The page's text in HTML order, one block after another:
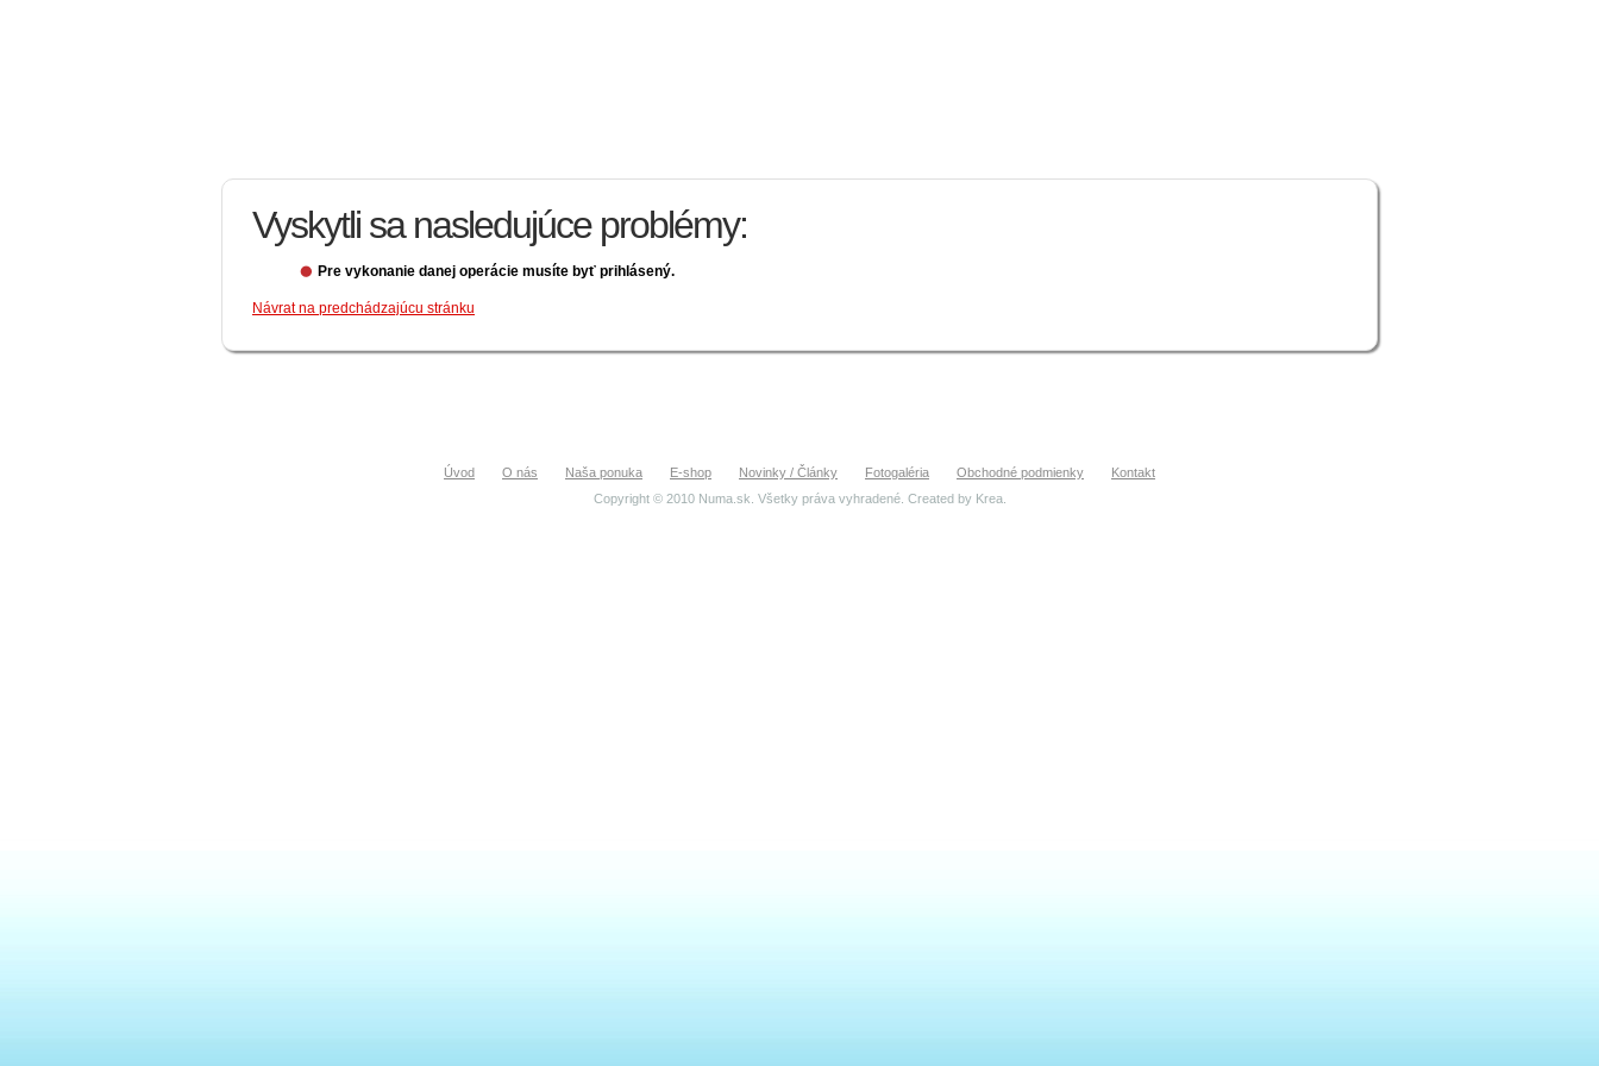
Vyskytli sa nasledujúce problémy:
Pre vykonanie danej operácie musíte byť prihlásený.
Návrat na predchádzajúcu stránku
Úvod O nás Naša ponuka E-shop Novinky / Články Fotogaléria Obchodné podmienky
Kontakt
Copyright © 2010 Numa.sk. Všetky práva vyhradené. Created by Krea.